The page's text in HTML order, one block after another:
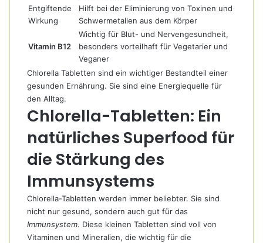
Entgiftende
Wirkung
Hilft bei der Eliminierung von Toxinen und
Schwermetallen aus dem Körper
Vitamin B12
Wichtig für Blut- und Nervengesundheit,
besonders vorteilhaft für Vegetarier und
Veganer
Chlorella Tabletten sind ein wichtiger Bestandteil einer
gesunden Ernährung. Sie sind eine Energiequelle für
den Alltag.
Chlorella-Tabletten: Ein
natürliches Superfood für
die Stärkung des
Immunsystems
Chlorella-Tabletten werden immer beliebter. Sie sind
nicht nur gesund, sondern auch gut für das
Immunsystem. Diese kleinen Tabletten sind voll von
Vitaminen und Mineralien, die wichtig für die